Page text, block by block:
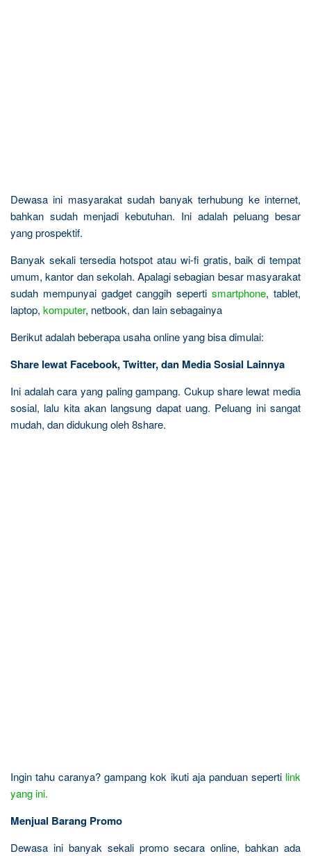
Dewasa ini masyarakat sudah banyak terhubung ke internet,
bahkan sudah menjadi kebutuhan. Ini adalah peluang besar
yang prospektif.
Banyak sekali tersedia hotspot atau wi-fi gratis, baik di tempat
umum, kantor dan sekolah. Apalagi sebagian besar masyarakat
sudah mempunyai gadget canggih sepertismartphone, tablet,
laptop, komputer, netbook, dan lain sebagainya
Berikut adalah beberapa usaha online yang bisa dimulai:
Share lewat Facebook, Twitter, dan Media Sosial Lainnya
Ini adalah cara yang paling gampang. Cukup share lewat media
sosial, lalu kita akan langsung dapat uang. Peluang ini sangat
mudah, dan didukung oleh 8share.
Ingin tahu caranya? gampang kok ikuti aja panduan seperti link
yang ini.
Menjual Barang Promo
Dewasa ini banyak sekali promo secara online, bahkan ada